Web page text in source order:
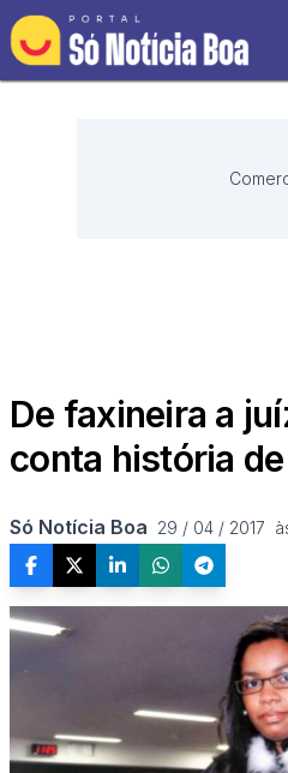
De faxineira a
conta história
Só Notícia Boa 29 / 04 / 2017